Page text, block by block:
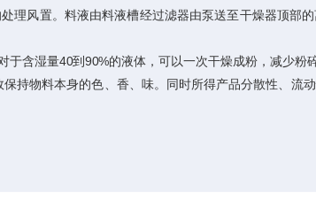
风置。料液由料液槽经过滤器由泵送至干燥器顶部
含湿量40到90%的液体，可以一次干燥成粉，减少粉
持物料本身的色、香、味。同时所得产品分散性、流